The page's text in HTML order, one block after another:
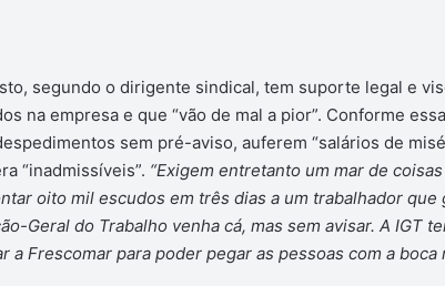
segundo o dirigente sindical, tem suporte legal e
na empresa e que “vão de mal a pior”. Conforme
sem pré-aviso, auferem “salários de
“inadmissíveis”. “Exigem entretanto um mar de
oito mil escudos em três dias a um trabalhador
Geral do Trabalho venha cá, mas sem avisar. A IGT
a Frescomar para poder pegar as pessoas com a boca